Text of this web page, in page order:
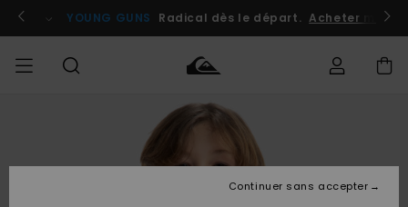
l'information
le
Se connecter / s'inscrire
YOUNG GUNS Radical dès le départ. Acheter
Vêtements
Vêtements
Shop
Surf
Shop
Homme
Snow
Shop
Homme
Outlet
Homme
Accéder à
ma
commande
Continuer sans accepter